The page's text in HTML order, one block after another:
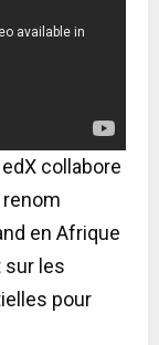
collabore
en Afrique
sur les
pour